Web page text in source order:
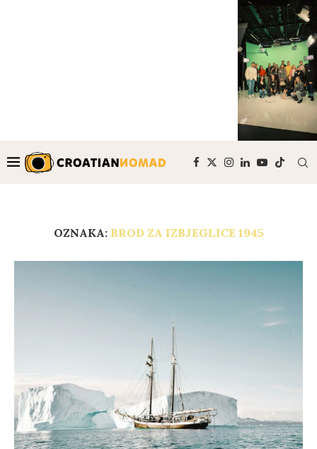
OZNAKA: BROD ZA IZBJEGLICE 1945